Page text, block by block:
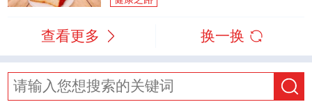
查看更多 换一换